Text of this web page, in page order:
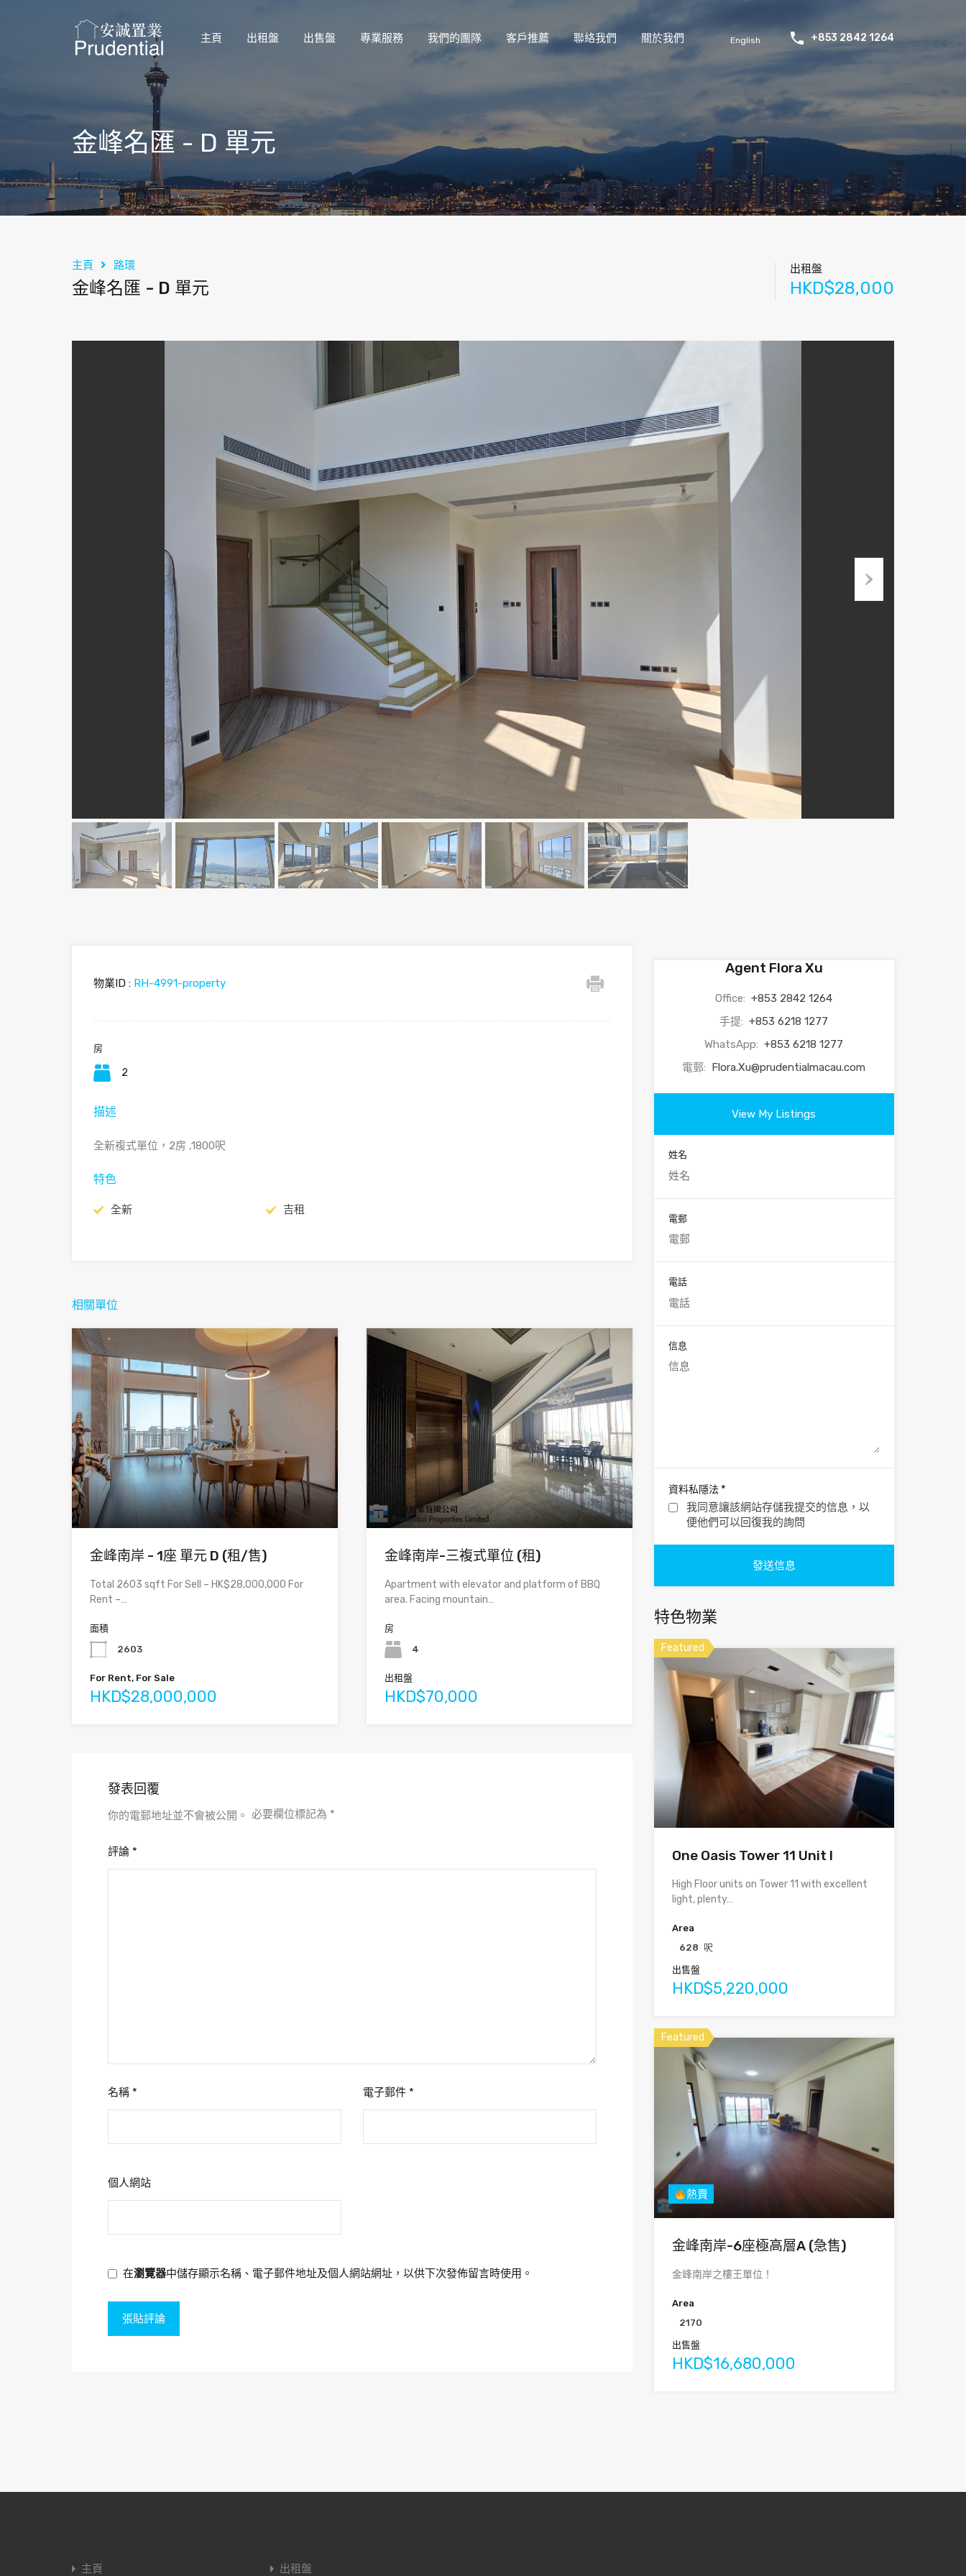
主頁 出租盤 出售盤 專業服務 我們的團隊 客戶推薦 聯絡我們 關於我們 English +853 2842 1264
金峰名匯 - D 單元
主頁 路環
金峰名匯 - D 單元
出租盤
HKD$28,000
物業ID : RH-4991-property
房
2
描述
全新複式單位，2房 ,1800呎
特色
全新 吉租
相關單位
金峰南岸 - 1座 單元 D (租/售)
Total 2603 sqft For Sell – HK$28,000,000 For
Rent –…
面積
2603
For Rent, For Sale
HKD$28,000,000
金峰南岸-三複式單位 (租)
Apartment with elevator and platform of BBQ
area. Facing mountain…
房
4
出租盤
HKD$70,000
發表回覆
你的電郵地址並不會被公開。 必要欄位標記為 *
評論 *
名稱 * 電子郵件 *
個人網站
在瀏覽器中儲存顯示名稱、電子郵件地址及個人網站網址，以供下次發佈留言時使用。
Agent Flora Xu
Office: +853 2842 1264
手提: +853 6218 1277
WhatsApp: +853 6218 1277
電郵: Flora.Xu@prudentialmacau.com
View My Listings
姓名
電郵
電話
信息
資料私隱法 *
我同意讓該網站存儲我提交的信息，以
便他們可以回復我的詢問
特色物業
Featured
One Oasis Tower 11 Unit I
High Floor units on Tower 11 with excellent
light, plenty…
Area
628 呎
出售盤
HKD$5,220,000
Featured
熱賣
金峰南岸-6座極高層A (急售)
金峰南岸之樓王單位！
Area
2170
出售盤
HKD$16,680,000
主頁 出租盤